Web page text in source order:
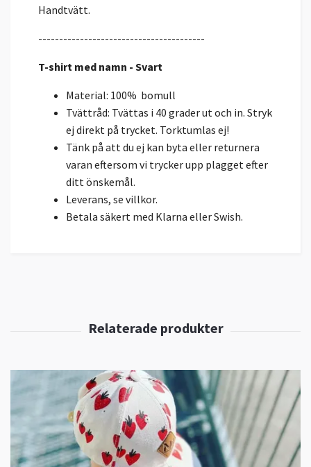
Handtvätt.
----------------------------------------
T-shirt med namn - Svart
Material: 100% bomull
Tvättråd: Tvättas i 40 grader ut och in. Stryk
ej direkt på trycket. Torktumlas ej!
Tänk på att du ej kan byta eller returnera
varan eftersom vi trycker upp plagget efter
ditt önskemål.
Leverans, se villkor.
Betala säkert med Klarna eller Swish.